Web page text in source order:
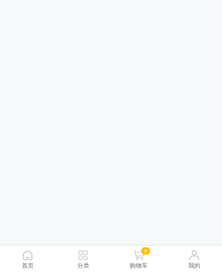
首页 分类
0
购物车 我的